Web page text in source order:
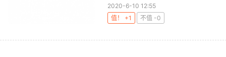
2020-6-10 12:55
值！ +1
不值 -0